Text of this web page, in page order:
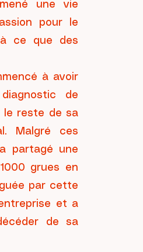
une vie
pour le
ce que des
à avoir
de
le reste de sa
Malgré ces
partagé une
grues en
par cette
et a
de sa